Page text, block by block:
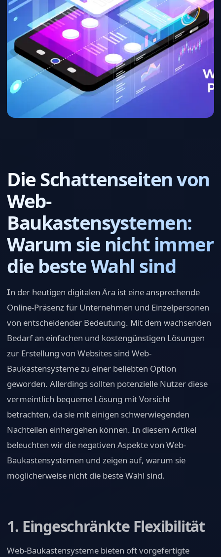
Die Schattenseiten von
Web-
Baukastensystemen:
Warum sie nicht immer
die beste Wahl sind
In der heutigen digitalen Ära ist eine ansprechende
Online-Präsenz für Unternehmen und Einzelpersonen
von entscheidender Bedeutung. Mit dem wachsenden
Bedarf an einfachen und kostengünstigen Lösungen
zur Erstellung von Websites sind Web-
Baukastensysteme zu einer beliebten Option
geworden. Allerdings sollten potenzielle Nutzer diese
vermeintlich bequeme Lösung mit Vorsicht
betrachten, da sie mit einigen schwerwiegenden
Nachteilen einhergehen können. In diesem Artikel
beleuchten wir die negativen Aspekte von Web-
Baukastensystemen und zeigen auf, warum sie
möglicherweise nicht die beste Wahl sind.
1. Eingeschränkte Flexibilität
Web-Baukastensysteme bieten oft vorgefertigte